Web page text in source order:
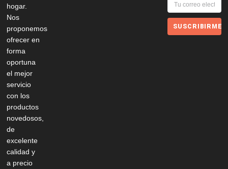
hogar.
Nos
proponemos
ofrecer en
forma
oportuna
el mejor
servicio
con los
productos
novedosos,
de
excelente
calidad y
a precio
SUSCRIBIRME